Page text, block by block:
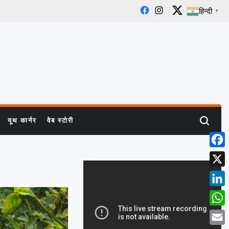
Facebook
Instagram
X हिन्दी ▼
यूथ कार्नर वेब स्टोरी Search
X